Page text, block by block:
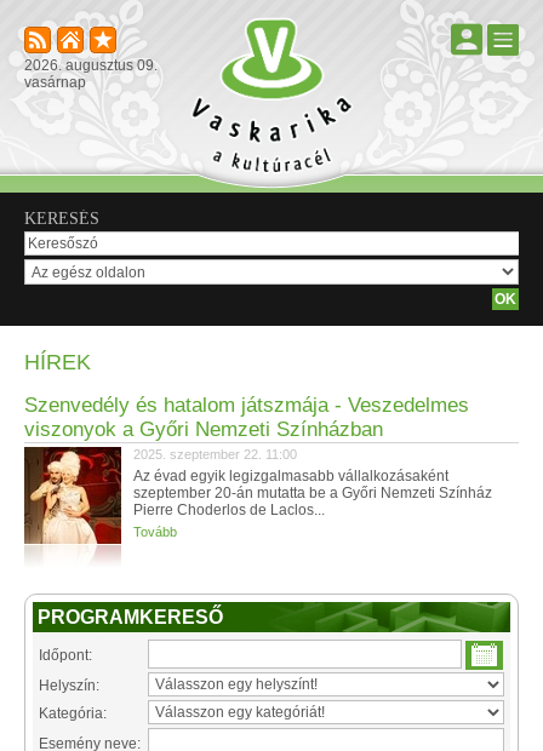
2026. augusztus 09.
vasárnap
KERESÉS
HÍREK
Szenvedély és hatalom játszmája - Veszedelmes
viszonyok a Győri Nemzeti Színházban
2025. szeptember 22. 11:00
Az évad egyik legizgalmasabb vállalkozásaként
szeptember 20-án mutatta be a Győri Nemzeti Színház
Pierre Choderlos de Laclos...
Tovább
PROGRAMKERESŐ
Időpont:
Helyszín:
Kategória:
Esemény neve: